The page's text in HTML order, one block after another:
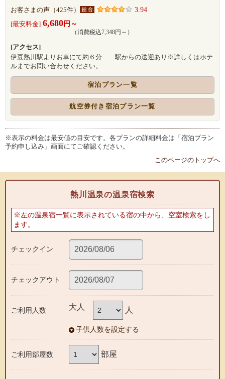
お客さまの声（425件） 3.94
[最安料金] 6,680円～
（消費税込7,348円～）
[アクセス]
伊豆熱川駅よりお車にて約６分 駅からの送迎あり※詳しくはホテ
ルまでお問い合わせください。
宿泊プラン一覧
航空券付き宿泊プラン一覧
※表示の料金は最安値の目安です。各プランの詳細料金は「宿泊プラン
予約申し込み」画面にてご確認ください。
このページのトップへ
熱川温泉の温泉宿検索
※左の温泉宿一覧に表示されている宿の中から、空室検索をし
ます。
チェックイン
チェックアウト
ご利用人数 大人 人
子供人数を設定する
ご利用部屋数 部屋